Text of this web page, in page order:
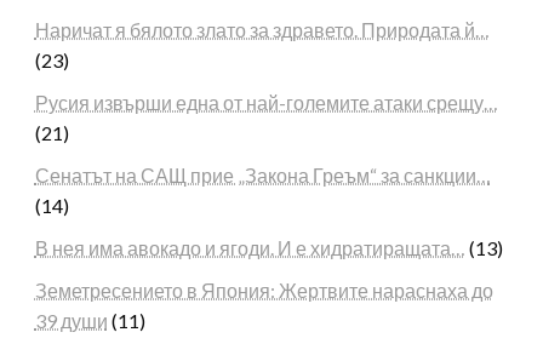
Наричат я бялото злато за здравето. Природата й…
(23)
Русия извърши една от най-големите атаки срещу…
(21)
Сенатът на САЩ прие „Закона Греъм“ за санкции…
(14)
В нея има авокадо и ягоди. И е хидратиращата… (13)
Земетресението в Япония: Жертвите нараснаха до
39 души (11)